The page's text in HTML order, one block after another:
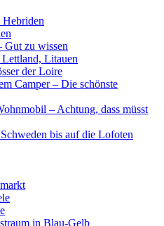
Hebriden
Gut zu wissen
Litauen
der Loire
Camper – Die schönste
– Achtung, dass müsst
bis auf die Lofoten
in Blau-Gelb